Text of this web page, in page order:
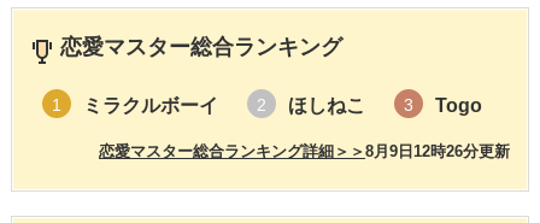
恋愛マスター総合ランキング
1 ミラクルボーイ 2 ほしねこ 3 Togo
8月9日12時26分更新
恋愛マスター総合ランキング詳細＞＞